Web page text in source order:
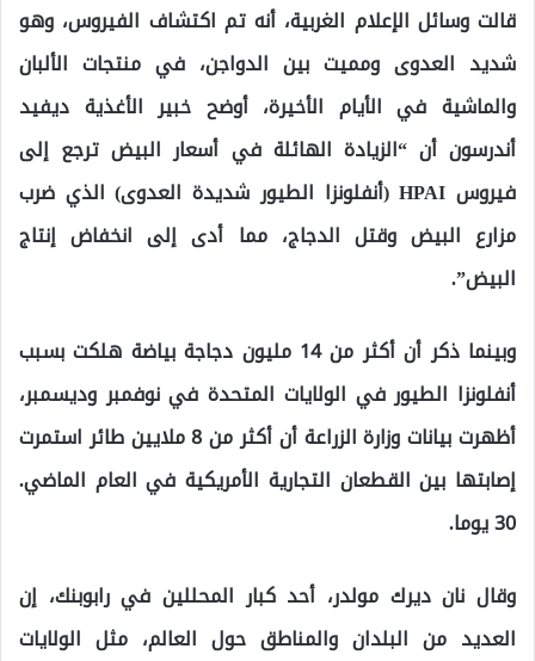
قالت وسائل الإعلام الغربية، أنه تم اكتشاف الفيروس، وهو
شديد العدوى ومميت بين الدواجن، في منتجات الألبان
والماشية في الأيام الأخيرة، أوضح خبير الأغذية ديفيد
أندرسون أن “الزيادة الهائلة في أسعار البيض ترجع إلى
فيروس HPAI (أنفلونزا الطيور شديدة العدوى) الذي ضرب
مزارع البيض وقتل الدجاج، مما أدى إلى انخفاض إنتاج
البيض”.
وبينما ذكر أن أكثر من 14 مليون دجاجة بياضة هلكت بسبب
أنفلونزا الطيور في الولايات المتحدة في نوفمبر وديسمبر،
أظهرت بيانات وزارة الزراعة أن أكثر من 8 ملايين طائر استمرت
إصابتها بين القطعان التجارية الأمريكية في العام الماضي.
30 يوما.
وقال نان ديرك مولدر، أحد كبار المحللين في رابوبنك، إن
العديد من البلدان والمناطق حول العالم، مثل الولايات